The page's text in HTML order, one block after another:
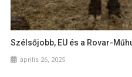
Szélsőjobb, EU és a Rovar-
április 26, 2025